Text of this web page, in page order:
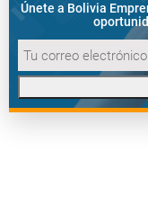
Únete a Bolivia